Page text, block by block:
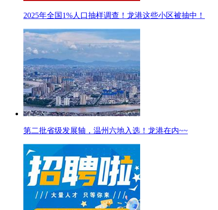
2025年全国1%人口抽样调查！龙港这些小区被抽中！
第二批省级发展轴，温州六地入选！龙港在内~~